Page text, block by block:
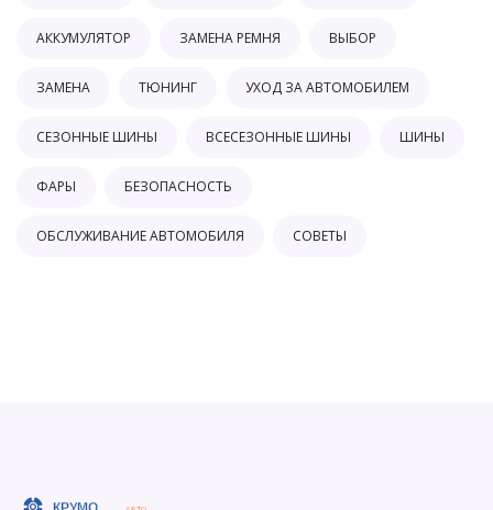
АККУМУЛЯТОР ЗАМЕНА РЕМНЯ ВЫБОР
ЗАМЕНА ТЮНИНГ УХОД ЗА АВТОМОБИЛЕМ
СЕЗОННЫЕ ШИНЫ ВСЕСЕЗОННЫЕ ШИНЫ ШИНЫ
ФАРЫ БЕЗОПАСНОСТЬ
ОБСЛУЖИВАНИЕ АВТОМОБИЛЯ СОВЕТЫ